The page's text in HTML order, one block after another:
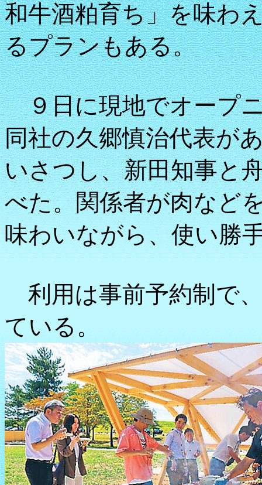
和牛酒粕育ち」を味わ
るプランもある。
９日に現地でオープ
同社の久郷慎治代表が
いさつし、新田知事と
べた。関係者が肉など
味わいながら、使い勝
利用は事前予約制で
ている。